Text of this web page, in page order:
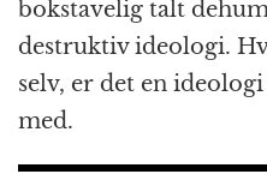
bokstavelig talt
destruktiv ideologi.
selv, er det en
med.